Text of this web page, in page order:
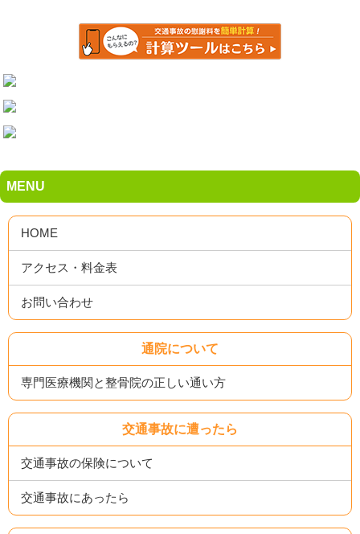
MENU
HOME
アクセス・料金表
お問い合わせ
通院について
専門医療機関と整骨院の正しい通い方
交通事故に遭ったら
交通事故の保険について
交通事故にあったら